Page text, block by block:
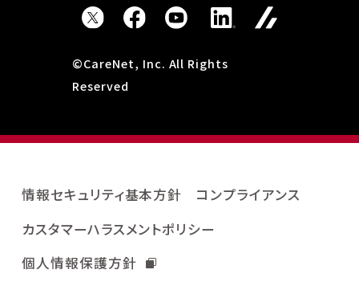
©CareNet, Inc. All Rights
Reserved
情報セキュリティ基本方針
コンプライアンス
カスタマーハラスメントポリシー
個人情報保護方針